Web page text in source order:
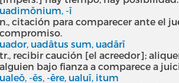
uadimōnium, -ī
n., citación para comparecer ante el
compromiso.
uador, uadātus sum, uadārī
tr., recibir caución [el acreedor];
alguien bajo fianza a comparece a
ualeō, -ēs, -ēre, ualuī, itum